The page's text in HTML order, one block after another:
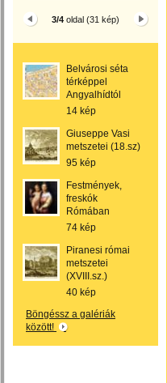
3/4 oldal (31 kép)
Belvárosi séta
térképpel
Angyalhídtól
14 kép
Giuseppe Vasi
metszetei (18.sz)
95 kép
Festmények,
freskók
Rómában
74 kép
Piranesi római
metszetei
(XVIII.sz.)
40 kép
Böngéssz a galériák
között!